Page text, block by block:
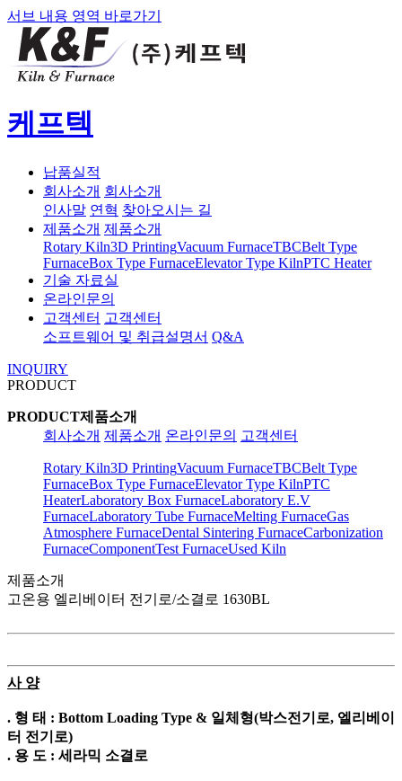
서브 내용 영역 바로가기
케프텍
납품실적
회사소개 회사소개
인사말 연혁 찾아오시는 길
제품소개 제품소개
Rotary Kiln3D PrintingVacuum FurnaceTBCBelt Type
FurnaceBox Type FurnaceElevator Type KilnPTC Heater
기술 자료실
온라인문의
고객센터 고객센터
소프트웨어 및 취급설명서 Q&A
INQUIRY
PRODUCT
PRODUCT제품소개
회사소개 제품소개 온라인문의 고객센터
Rotary Kiln3D PrintingVacuum FurnaceTBCBelt Type
FurnaceBox Type FurnaceElevator Type KilnPTC
HeaterLaboratory Box FurnaceLaboratory E.V
FurnaceLaboratory Tube FurnaceMelting FurnaceGas
Atmosphere FurnaceDental Sintering FurnaceCarbonization
FurnaceComponentTest FurnaceUsed Kiln
제품소개
고온용 엘리베이터 전기로/소결로 1630BL
사 양
. 형 태 : Bottom Loading Type & 일체형(박스전기로, 엘리베이
터 전기로)
. 용 도 : 세라믹 소결로